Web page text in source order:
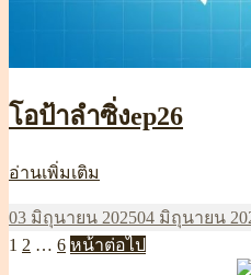
โอป้าลำซิ่งep26
อ่านเพิ่มเติม
ลำ
ซิ่งep26
เขียน
เมื่อ
03 มิถุนายน 202504 มิถุนายน
Posts
หน้า
1 หน้า
2 … หน้า
6 หน้าต่อไป